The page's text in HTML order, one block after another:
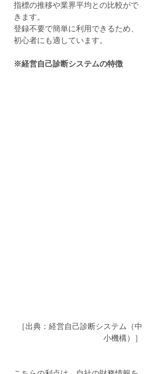
指標の推移や業界平均との比較がで
きます。
登録不要で簡単に利用できるため、
初心者にも適しています。
※経営自己診断システムの特徴
［出典：経営自己診断システム（中
小機構）］